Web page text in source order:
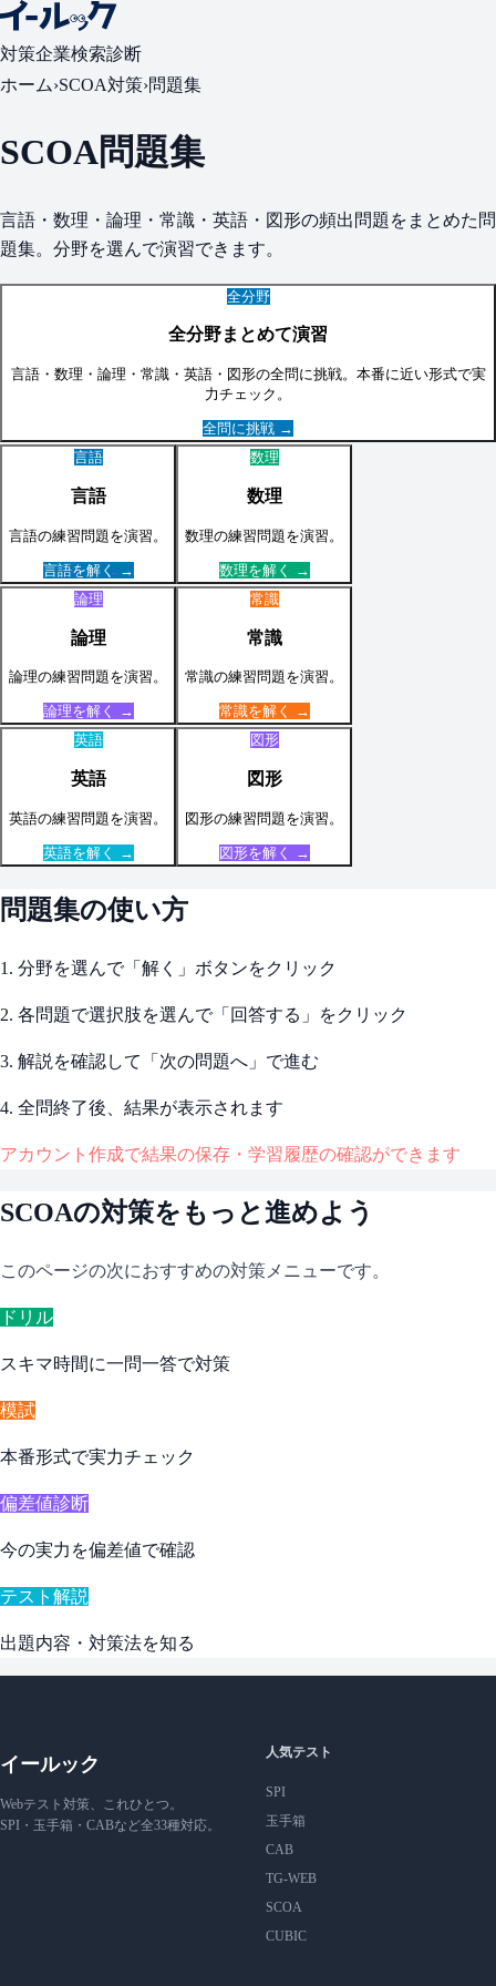
対策企業検索診断
ホーム›SCOA対策›問題集
SCOA問題集
言語・数理・論理・常識・英語・図形の頻出問題をまとめた問
題集。分野を選んで演習できます。
全分野
全分野まとめて演習
言語・数理・論理・常識・英語・図形の全問に挑戦。本番に近い形式で実
力チェック。
全問に挑戦 →
言語
言語
言語の練習問題を演習。
言語を解く →
数理
数理
数理の練習問題を演習。
数理を解く →
論理
論理
論理の練習問題を演習。
論理を解く →
常識
常識
常識の練習問題を演習。
常識を解く →
英語
英語
英語の練習問題を演習。
英語を解く →
図形
図形
図形の練習問題を演習。
図形を解く →
問題集の使い方
1. 分野を選んで「解く」ボタンをクリック
2. 各問題で選択肢を選んで「回答する」をクリック
3. 解説を確認して「次の問題へ」で進む
4. 全問終了後、結果が表示されます
アカウント作成で結果の保存・学習履歴の確認ができます
SCOAの対策をもっと進めよう
このページの次におすすめの対策メニューです。
ドリル
スキマ時間に一問一答で対策
模試
本番形式で実力チェック
偏差値診断
今の実力を偏差値で確認
テスト解説
出題内容・対策法を知る
イールック
Webテスト対策、これひとつ。
SPI・玉手箱・CABなど全33種対応。
人気テスト
SPI
玉手箱
CAB
TG-WEB
SCOA
CUBIC